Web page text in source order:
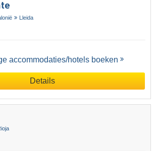
Lleida
accommodaties/hotels boeken
Details